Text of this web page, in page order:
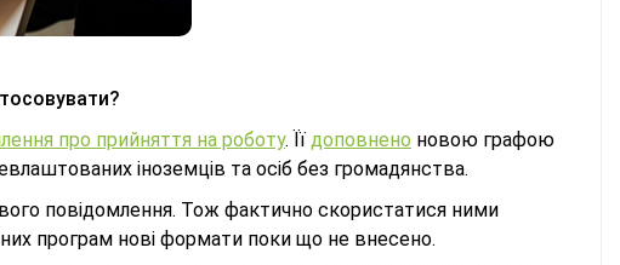
про прийняття на роботу. Її доповнено новою графою
іноземців та осіб без громадянства.
повідомлення. Тож фактично скористатися ними
програм нові формати поки що не внесено.